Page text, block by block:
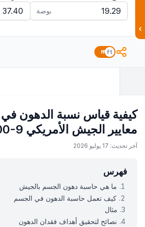
بوصة
›
كيفية قياس نسبة الدهون في
معايير الجيش الأمريكي AR 600-9
آخر تحديث: 17 يوليو 2026
فهرس
ما هي حاسبة دهون الجسم بالجيش
كيف تعمل حاسبة الدهون في الجسم
مثال
نصائح لتحقيق أهداف فقدان الدهون